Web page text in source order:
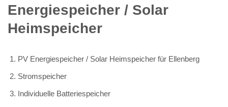
Energiespeicher / Solar
Heimspeicher
PV Energiespeicher / Solar Heimspeicher für Ellenberg
Stromspeicher
Individuelle Batteriespeicher